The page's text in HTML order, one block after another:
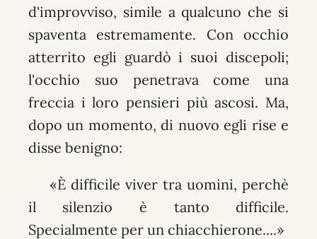
d'improvviso, simile a qualcuno che si
spaventa estremamente. Con occhio
atterrito egli guardò i suoi discepoli;
l'occhio suo penetrava come una
freccia i loro pensieri più ascosi. Ma,
dopo un momento, di nuovo egli rise e
disse benigno:
«È difficile viver tra uomini, perchè
il silenzio è tanto difficile.
Specialmente per un chiacchierone....»